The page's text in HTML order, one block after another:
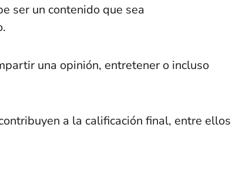
ser un contenido que sea
una opinión, entretener o incluso
a la calificación final, entre ellos